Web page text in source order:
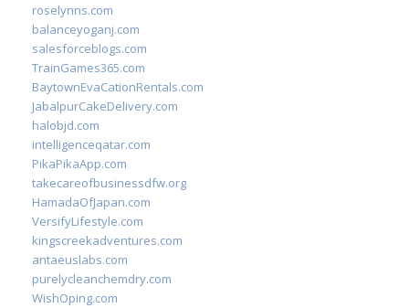
roselynns.com
balanceyoganj.com
salesforceblogs.com
TrainGames365.com
BaytownEvaCationRentals.com
JabalpurCakeDelivery.com
halobjd.com
intelligenceqatar.com
PikaPikaApp.com
takecareofbusinessdfw.org
HamadaOfJapan.com
VersifyLifestyle.com
kingscreekadventures.com
antaeuslabs.com
purelycleanchemdry.com
WishOping.com